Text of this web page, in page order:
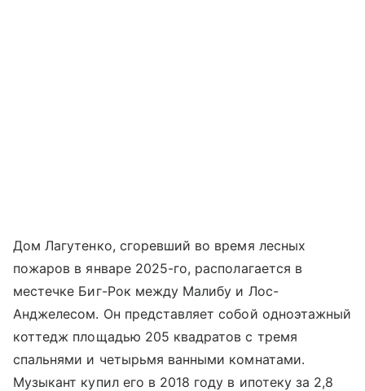
Дом Лагутенко, сгоревший во время лесных
пожаров в январе 2025-го, располагается в
местечке Биг-Рок между Малибу и Лос-
Анджелесом. Он представляет собой одноэтажный
коттедж площадью 205 квадратов с тремя
спальнями и четырьмя ванными комнатами.
Музыкант купил его в 2018 году в ипотеку за 2,8